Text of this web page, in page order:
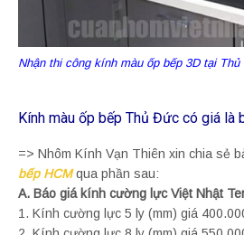
Nhận thi công kính màu ốp bếp 3D tại
Kính màu ốp bếp Thủ Đức có giá là
=> Nhôm Kính Vạn Thiên xin chia sẻ
bếp HCMqua phần sau:
A. Báo giá kính cường lực Việt Nhật
1. Kính cường lực 5 ly (mm) giá